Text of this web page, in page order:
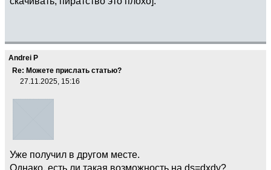
Andrei P
Re: Можете прислать статью?
27.11.2025, 15:16
Уже получил в другом месте.
Однако, есть ли такая возможность на ds=dxdy?